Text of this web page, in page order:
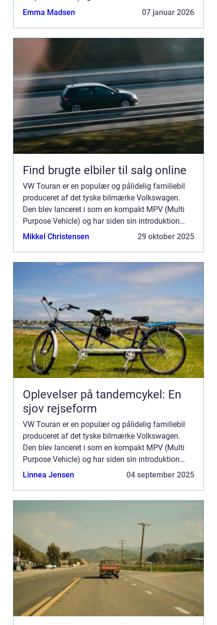
været en favorit blandt bilkøbere...
Emma Madsen 07 januar 2026
Find brugte elbiler til salg online
VW Touran er en populær og pålidelig familiebil
produceret af det tyske bilmærke Volkswagen.
Den blev lanceret i som en kompakt MPV (Multi
Purpose Vehicle) og har siden sin introduktion
været en favorit blandt bilkøbere...
Mikkel Christensen 29 oktober 2025
Oplevelser på tandemcykel: En
sjov rejseform
VW Touran er en populær og pålidelig familiebil
produceret af det tyske bilmærke Volkswagen.
Den blev lanceret i som en kompakt MPV (Multi
Purpose Vehicle) og har siden sin introduktion
været en favorit blandt bilkøbere...
Linnea Jensen 04 september 2025